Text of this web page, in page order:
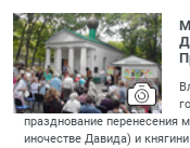
празднование перенесения
иночестве Давида) и